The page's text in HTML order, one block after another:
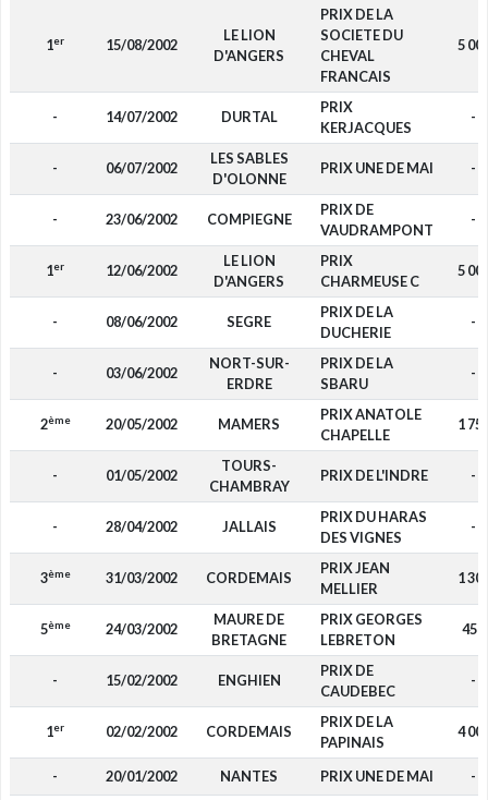
1er 15/08/2002
LE LION
D'ANGERS
PRIX DE LA
SOCIETE DU
CHEVAL
FRANCAIS
5
- 14/07/2002 DURTAL
PRIX
KERJACQUES
-
- 06/07/2002
LES SABLES
D'OLONNE
PRIX UNE DE MAI -
- 23/06/2002 COMPIEGNE
PRIX DE
VAUDRAMPONT
-
1er 12/06/2002
LE LION
D'ANGERS
PRIX
CHARMEUSE C
5
- 08/06/2002 SEGRE
PRIX DE LA
DUCHERIE
-
- 03/06/2002
NORT-SUR-
ERDRE
PRIX DE LA
SBARU
-
2ème 20/05/2002 MAMERS
PRIX ANATOLE
CHAPELLE
1
- 01/05/2002
TOURS-
CHAMBRAY
PRIX DE L'INDRE -
- 28/04/2002 JALLAIS
PRIX DU HARAS
DES VIGNES
-
3ème 31/03/2002 CORDEMAIS
PRIX JEAN
MELLIER
1
5ème 24/03/2002
MAURE DE
BRETAGNE
PRIX GEORGES
LEBRETON
450
- 15/02/2002 ENGHIEN
PRIX DE
CAUDEBEC
-
1er 02/02/2002 CORDEMAIS
PRIX DE LA
PAPINAIS
4
- 20/01/2002 NANTES PRIX UNE DE MAI -